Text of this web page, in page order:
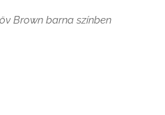
Brown barna színben